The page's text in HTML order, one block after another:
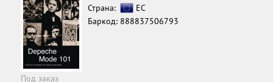
Страна:
ЕС
Баркод: 888837506793
Под заказ